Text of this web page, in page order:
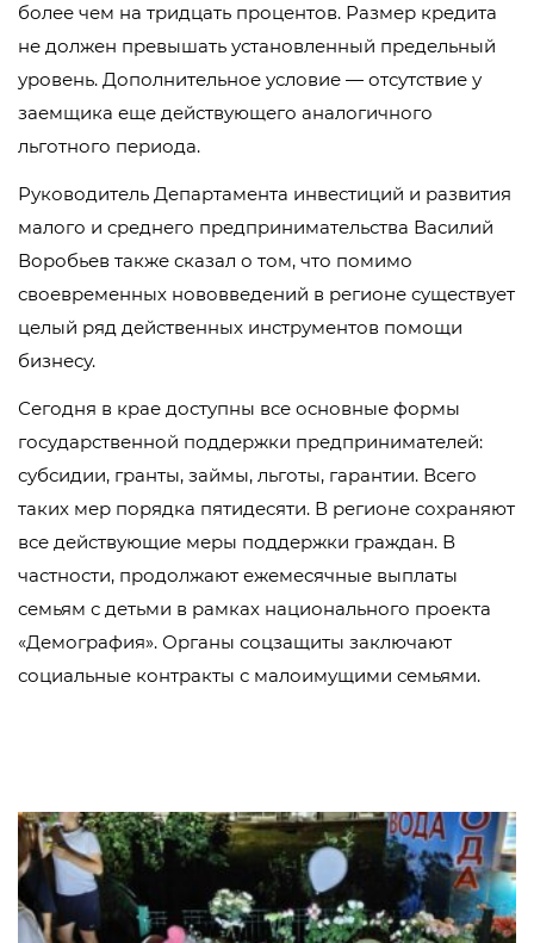
более чем на тридцать процентов. Размер кредита
не должен превышать установленный предельный
уровень. Дополнительное условие — отсутствие у
заемщика еще действующего аналогичного
льготного периода.
Руководитель Департамента инвестиций и развития
малого и среднего предпринимательства Василий
Воробьев также сказал о том, что помимо
своевременных нововведений в регионе существует
целый ряд действенных инструментов помощи
бизнесу.
Сегодня в крае доступны все основные формы
государственной поддержки предпринимателей:
субсидии, гранты, займы, льготы, гарантии. Всего
таких мер порядка пятидесяти. В регионе сохраняют
все действующие меры поддержки граждан. В
частности, продолжают ежемесячные выплаты
семьям с детьми в рамках национального проекта
«Демография». Органы соцзащиты заключают
социальные контракты с малоимущими семьями.